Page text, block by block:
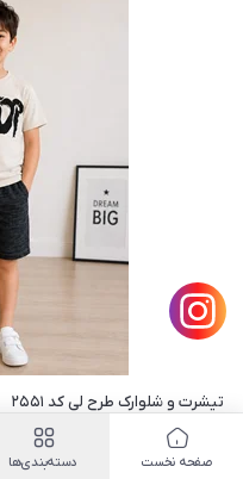
تیشرت و شلوارک طرح لی کد ۲۵۵۱
448,000
صفحه نخست دسته‌بندی‌ها